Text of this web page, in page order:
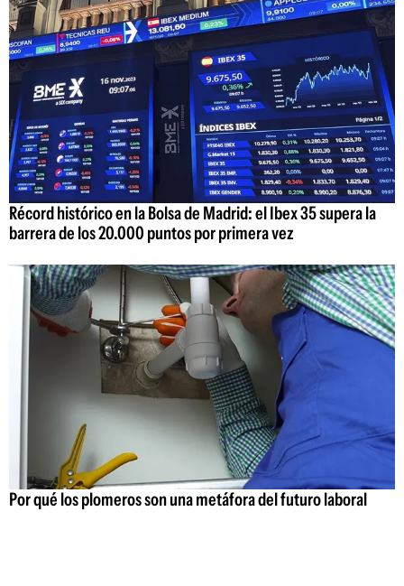
Récord histórico en la Bolsa de Madrid: el Ibex 35 supera la
barrera de los 20.000 puntos por primera vez
Por qué los plomeros son una metáfora del futuro laboral